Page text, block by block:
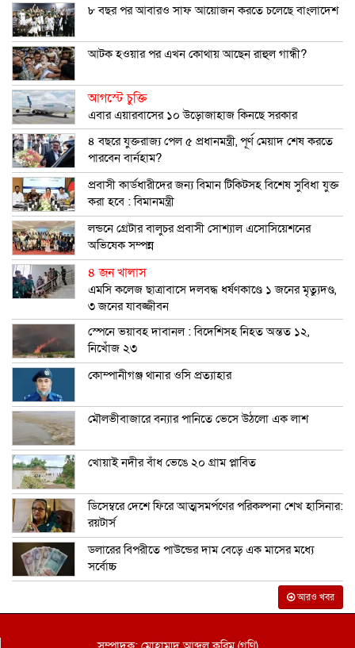
৮ বছর পর আবারও সাফ আয়োজন করতে চলেছে বাংলাদেশ
আটক হওয়ার পর এখন কোথায় আছেন রাহুল গান্ধী?
আগস্টে চুক্তি
এবার এয়ারবাসের ১০ উড়োজাহাজ কিনছে সরকার
৪ বছরে যুক্তরাজ্য পেল ৫ প্রধানমন্ত্রী, পূর্ণ মেয়াদ শেষ করতে
পারবেন বার্নহাম?
প্রবাসী কার্ডধারীদের জন্য বিমান টিকিটসহ বিশেষ সুবিধা যুক্ত
করা হবে : বিমানমন্ত্রী
লন্ডনে গ্রেটার বালুচর প্রবাসী সোশ্যাল এসোসিয়েশনের
অভিষেক সম্পন্ন
৪ জন খালাস
এমসি কলেজ ছাত্রাবাসে দলবদ্ধ ধর্ষণকাণ্ডে ১ জনের মৃত্যুদণ্ড,
৩ জনের যাবজ্জীবন
স্পেনে ভয়াবহ দাবানল : বিদেশিসহ নিহত অন্তত ১২,
নিখোঁজ ২৩
কোম্পানীগঞ্জ থানার ওসি প্রত্যাহার
মৌলভীবাজারে বন্যার পানিতে ভেসে উঠলো এক লাশ
খোয়াই নদীর বাঁধ ভেঙে ২০ গ্রাম প্লাবিত
ডিসেম্বরে দেশে ফিরে আত্মসমর্পণের পরিকল্পনা শেখ হাসিনার:
রয়টার্স
ডলারের বিপরীতে পাউন্ডের দাম বেড়ে এক মাসের মধ্যে
সর্বোচ্চ
আরও খবর